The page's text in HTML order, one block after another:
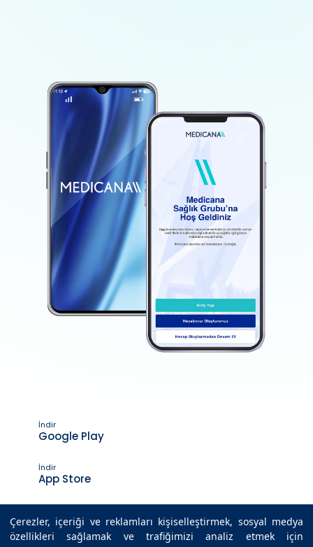
Çerezler, içeriği ve reklamları kişiselleştirmek, sosyal medya
özellikleri sağlamak ve trafiğimizi analiz etmek için
İndir
Google Play
İndir
App Store
Son Güncelleme Tarihi : 17.02.2021 10:35